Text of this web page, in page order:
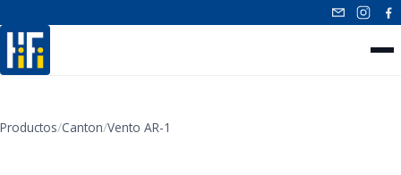
Productos/Canton/Vento AR-1